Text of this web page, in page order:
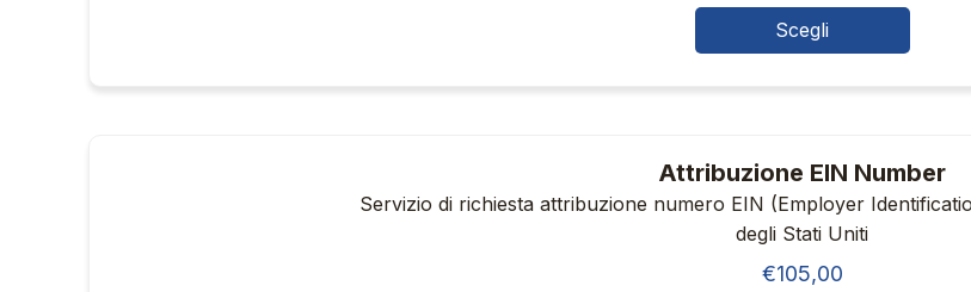
di
prezzo:
€149,00
Scegli
Questo
prodotto
più
varianti.
opzioni
Attribuzione EIN Number
Servizio di richiesta attribuzione numero EIN (Employer
degli Stati Uniti
€105,00